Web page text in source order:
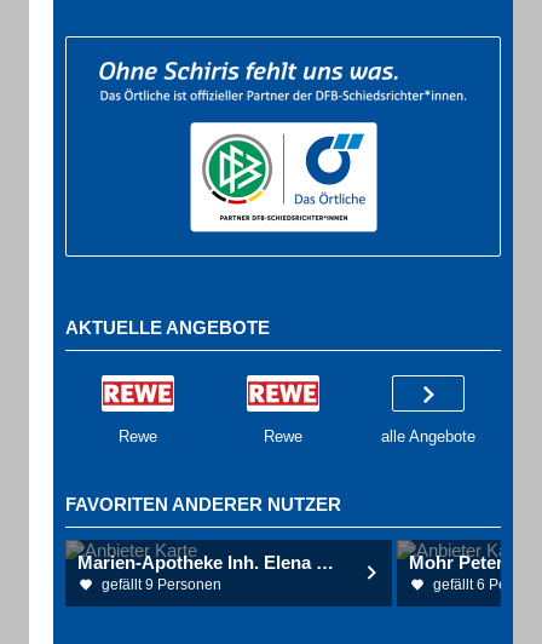
AKTUELLE ANGEBOTE
Rewe Rewe alle Angebote
FAVORITEN ANDERER NUTZER
Marien-Apotheke Inh. Elena Mimou
gefällt 9 Personen gefällt 6